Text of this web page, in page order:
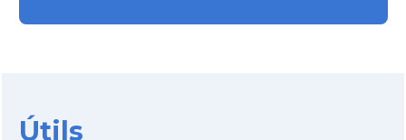
Útils